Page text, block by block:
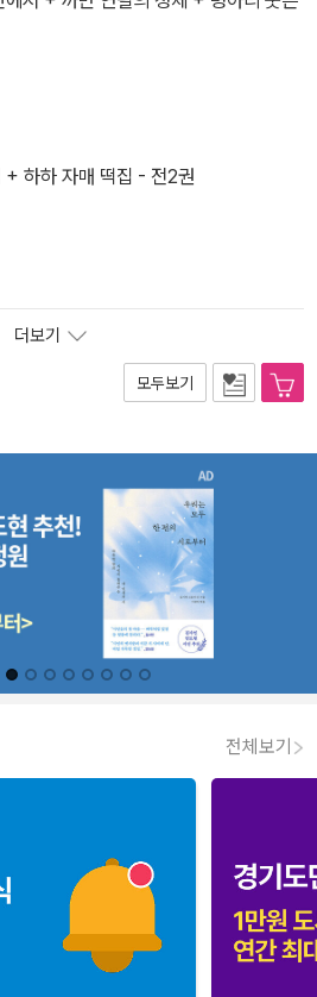
+ 하하 자매 떡집 - 전2권
더보기
모두보기
전체보기